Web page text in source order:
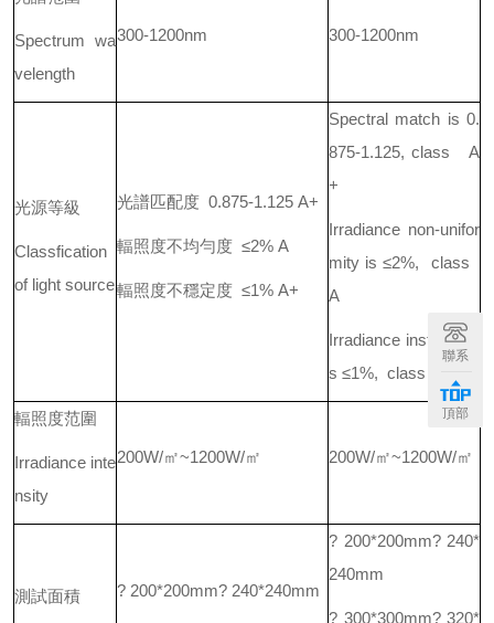
Spectrum wa
velength
300-1200nm 300-1200nm
光源等級
Classfication
of light source
光譜匹配度 0.875-1.125 A+
輻照度不均勻度 ≤2% A
輻照度不穩定度 ≤1% A+
Spectral match is 0.
875-1.125, class A
+
Irradiance non-unifor
mity is ≤2%, class
A
Irradiance instability i
s ≤1%, class A+
輻照度范圍
Irradiance inte
nsity
200W/㎡~1200W/㎡ 200W/㎡~1200W/㎡
測試面積 ? 200*200mm? 240*240mm
? 200*200mm? 240*
240mm
? 300*300mm? 320*
聯系
頂部